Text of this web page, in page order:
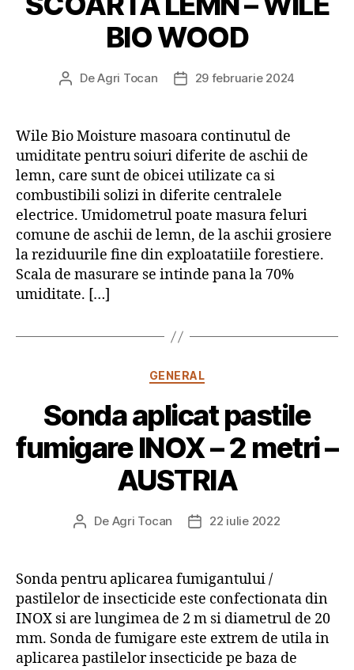
BIO WOOD
Autor
DeAgri Tocan
Dată29 februarie 2024
Wile Bio Moisture masoara continutul de
umiditate pentru soiuri diferite de aschii de
lemn, care sunt de obicei utilizate ca si
combustibili solizi in diferite centralele
electrice. Umidometrul poate masura feluri
comune de aschii de lemn, de la aschii grosiere
la reziduurile fine din exploatatiile forestiere.
Scala de masurare se intinde pana la 70%
umiditate. […]
Categorii
GENERAL
Sonda aplicat pastile
fumigare INOX – 2 metri –
AUSTRIA
Autor
De Agri Tocan
Dată22 iulie 2022
Sonda pentru aplicarea fumigantului /
pastilelor de insecticide este confectionata din
INOX si are lungimea de 2 m si diametrul de 20
mm. Sonda de fumigare este extrem de utila in
aplicarea pastilelor insecticide pe baza de